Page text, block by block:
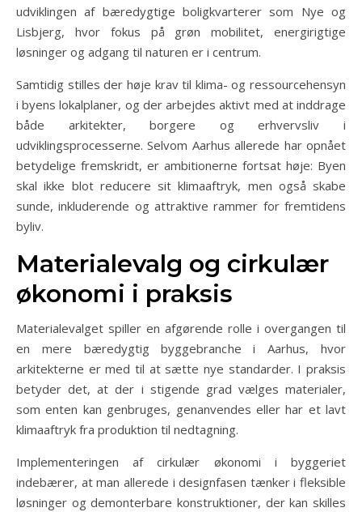
udviklingen af bæredygtige boligkvarterer som Nye og
Lisbjerg, hvor fokus på grøn mobilitet, energirigtige
løsninger og adgang til naturen er i centrum.
Samtidig stilles der høje krav til klima- og ressourcehensyn
i byens lokalplaner, og der arbejdes aktivt med at inddrage
både arkitekter, borgere og erhvervsliv i
udviklingsprocesserne. Selvom Aarhus allerede har opnået
betydelige fremskridt, er ambitionerne fortsat høje: Byen
skal ikke blot reducere sit klimaaftryk, men også skabe
sunde, inkluderende og attraktive rammer for fremtidens
byliv.
Materialevalg og cirkulær
økonomi i praksis
Materialevalget spiller en afgørende rolle i overgangen til
en mere bæredygtig byggebranche i Aarhus, hvor
arkitekterne er med til at sætte nye standarder. I praksis
betyder det, at der i stigende grad vælges materialer,
som enten kan genbruges, genanvendes eller har et lavt
klimaaftryk fra produktion til nedtagning.
Implementeringen af cirkulær økonomi i byggeriet
indebærer, at man allerede i designfasen tænker i fleksible
løsninger og demonterbare konstruktioner, der kan skilles